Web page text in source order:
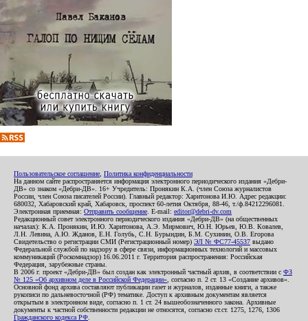
Пользовательское соглашение Политика конфиденциальности
На данном сайте распространяется информация электронного периодического издания «Дебри-
ДВ» со знаком «Дебри-ДВ». 16+ Учредитель: Пронякин К.А. (член Союза журналистов
России, член Союза писателей России). Главный редактор: Харитонова И.Ю. Адрес редакции:
680032, Хабаровский край, Хабаровск, проспект 60-летия Октября, 88-46, т./ф.84212296081.
Электронная приемная: Отправить сообщение . E-mail: editor@debri-dv.com
Редакционный совет электронного периодического издания «Дебри-ДВ» (на общественных
началах): К.А. Пронякин, И.Ю. Харитонова, А.Э. Мирмович, Ю.Н. Юрьев, Ю.В. Ковалев,
Л.Н. Левина, А.Ю. Жданов, Е.Н. Голубь, С.Н. Бурындин, Б.М. Сухинин, О.В. Егорова
Свидетельство о регистрации СМИ (Регистрационный номер) ЭЛ № ФС77-45537 выдано
Федеральной службой по надзору в сфере связи, информационных технологий и массовых
коммуникаций (Роскомнадзор) 16.06.2011 г. Территория распространения: Российская
Федерация, зарубежные страны.
В 2006 г. проект «Дебри-ДВ» был создан как электронный частный архив, в соответствии с ФЗ
№ 125 «Об архивном деле в Российской Федерации» , согласно п. 2 ст. 13 «Создание архивов».
Основной фонд архива составляют публикации газет и журналов, изданные книги, а также
рукописи по дальневосточной (РФ) тематике. Доступ к архивным документам является
открытым в электронном виде, согласно п. 1 ст. 24 вышеобозначенного закона. Архивные
документы к частной собственности редакции не относятся, согласно ст.ст. 1275, 1276, 1306
Гражданского кодекса РФ